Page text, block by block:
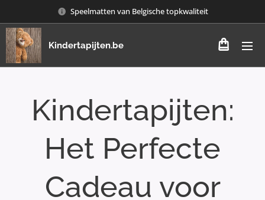
Speelmatten van Belgische topkwaliteit
Kindertapijten.be
Kindertapijten:
Het Perfecte
Cadeau voor